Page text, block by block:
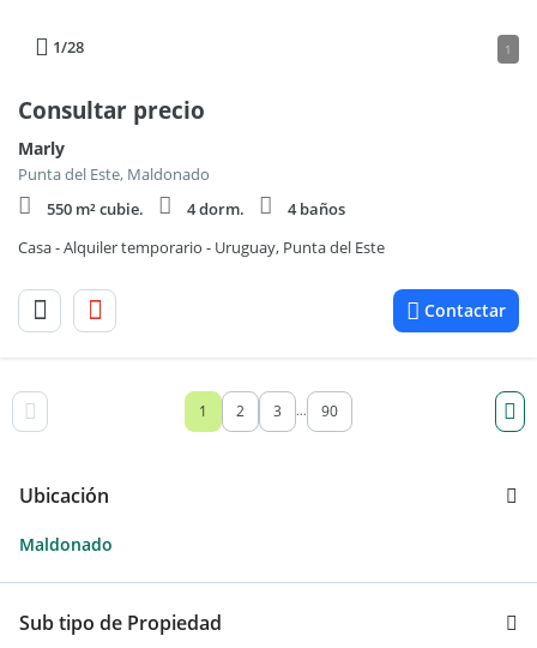
1/28 1
Consultar precio
Marly
Punta del Este, Maldonado
550 m² cubie.
4 dorm.
4 baños
Casa - Alquiler temporario - Uruguay, Punta del Este
Contactar
1 2 3 ... 90
Ubicación
Maldonado
Sub tipo de Propiedad